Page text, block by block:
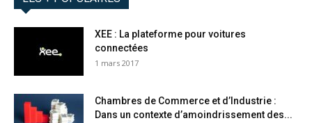
XEE : La plateforme pour voitures
connectées
1 mars 2017
Chambres de Commerce et d’Industrie :
Dans un contexte d’amoindrissement des...